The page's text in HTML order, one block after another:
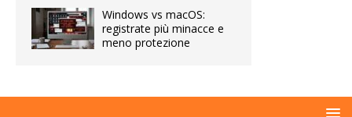
Windows vs macOS:
registrate più minacce e
meno protezione